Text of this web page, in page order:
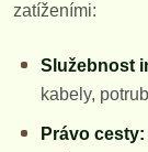
zatíženími:
Služebnost
kabely,
Právo cesty: